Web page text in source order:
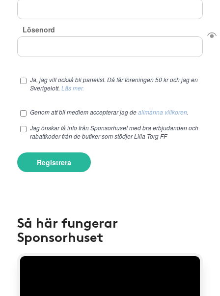
Lösenord
Ja, jag vill också bli panelist. Då får föreningen 50 kr och jag en
Sverigelott. Läs mer.
Genom att bli medlem accepterar jag deallmänna villkoren.
Jag önskar få info från Sponsorhuset med bra erbjudanden och
rabattkoder från de butiker som stödjer Lilla Torg FF
Registrera
Så här fungerar
Sponsorhuset